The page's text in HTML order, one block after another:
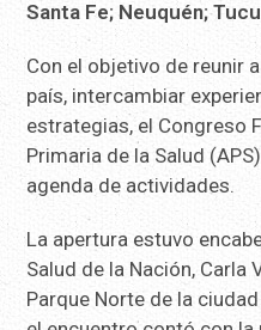
Santa Fe; Neuquén;
Con el objetivo de reunir
país, intercambiar
estrategias, el Congreso
Primaria de la Salud
agenda de actividades.
La apertura estuvo
Salud de la Nación,
Parque Norte de la